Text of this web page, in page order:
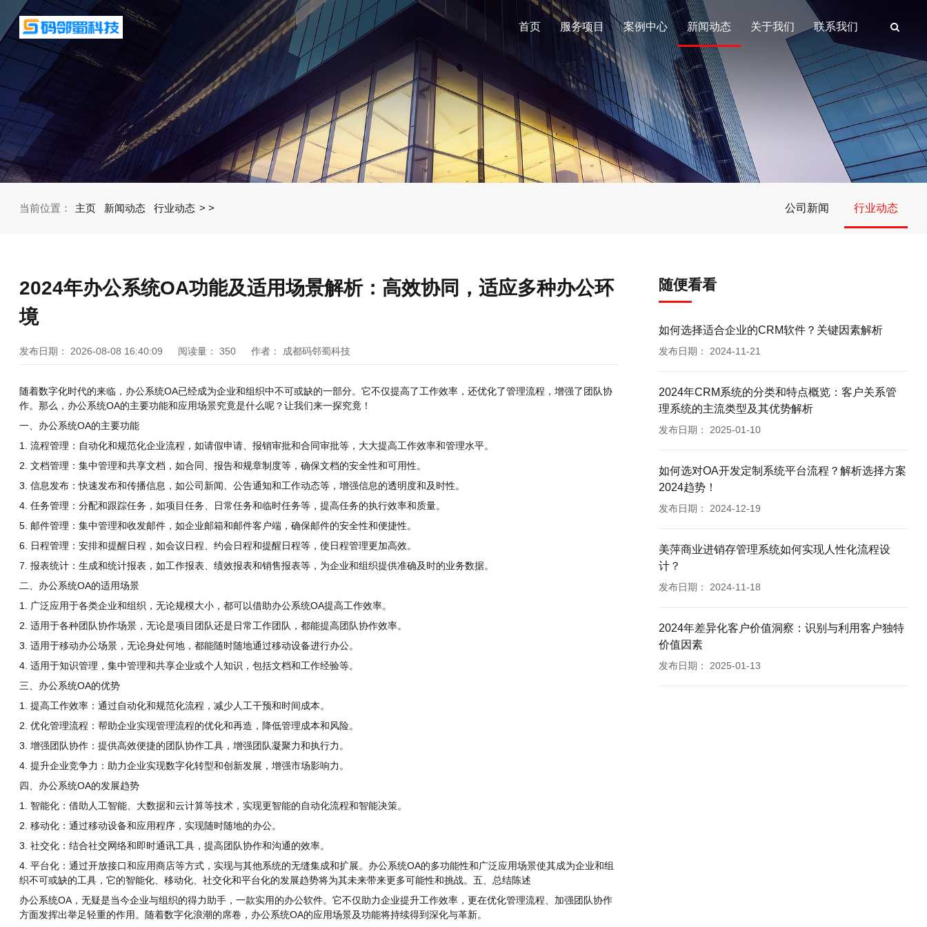
首页 服务项目 案例中心 新闻动态 关于我们 联系我们
当前位置： 主页 >
新闻动态 >
行业动态 公司新闻 行业动态
2024年办公系统OA功能及适用场景解析：高效协同，适应多种办公环
境
发布日期： 2026-08-08 16:40:09 阅读量： 350 作者： 成都码邻蜀科技
随着数字化时代的来临，办公系统OA已经成为企业和组织中不可或缺的一部分。它不仅提高了工作效率，还优化了管理流程，增强了团队协
作。那么，办公系统OA的主要功能和应用场景究竟是什么呢？让我们来一探究竟！
一、办公系统OA的主要功能
1. 流程管理：自动化和规范化企业流程，如请假申请、报销审批和合同审批等，大大提高工作效率和管理水平。
2. 文档管理：集中管理和共享文档，如合同、报告和规章制度等，确保文档的安全性和可用性。
3. 信息发布：快速发布和传播信息，如公司新闻、公告通知和工作动态等，增强信息的透明度和及时性。
4. 任务管理：分配和跟踪任务，如项目任务、日常任务和临时任务等，提高任务的执行效率和质量。
5. 邮件管理：集中管理和收发邮件，如企业邮箱和邮件客户端，确保邮件的安全性和便捷性。
6. 日程管理：安排和提醒日程，如会议日程、约会日程和提醒日程等，使日程管理更加高效。
7. 报表统计：生成和统计报表，如工作报表、绩效报表和销售报表等，为企业和组织提供准确及时的业务数据。
二、办公系统OA的适用场景
1. 广泛应用于各类企业和组织，无论规模大小，都可以借助办公系统OA提高工作效率。
2. 适用于各种团队协作场景，无论是项目团队还是日常工作团队，都能提高团队协作效率。
3. 适用于移动办公场景，无论身处何地，都能随时随地通过移动设备进行办公。
4. 适用于知识管理，集中管理和共享企业或个人知识，包括文档和工作经验等。
三、办公系统OA的优势
1. 提高工作效率：通过自动化和规范化流程，减少人工干预和时间成本。
2. 优化管理流程：帮助企业实现管理流程的优化和再造，降低管理成本和风险。
3. 增强团队协作：提供高效便捷的团队协作工具，增强团队凝聚力和执行力。
4. 提升企业竞争力：助力企业实现数字化转型和创新发展，增强市场影响力。
四、办公系统OA的发展趋势
1. 智能化：借助人工智能、大数据和云计算等技术，实现更智能的自动化流程和智能决策。
2. 移动化：通过移动设备和应用程序，实现随时随地的办公。
3. 社交化：结合社交网络和即时通讯工具，提高团队协作和沟通的效率。
4. 平台化：通过开放接口和应用商店等方式，实现与其他系统的无缝集成和扩展。办公系统OA的多功能性和广泛应用场景使其成为企业和组
织不可或缺的工具，它的智能化、移动化、社交化和平台化的发展趋势将为其未来带来更多可能性和挑战。五、总结陈述
办公系统OA，无疑是当今企业与组织的得力助手，一款实用的办公软件。它不仅助力企业提升工作效率，更在优化管理流程、加强团队协作
方面发挥出举足轻重的作用。随着数字化浪潮的席卷，办公系统OA的应用场景及功能将持续得到深化与革新。
随便看看
如何选择适合企业的CRM软件？关键因素解析
发布日期： 2024-11-21
2024年CRM系统的分类和特点概览：客户关系管
理系统的主流类型及其优势解析
发布日期： 2025-01-10
如何选对OA开发定制系统平台流程？解析选择方案
2024趋势！
发布日期： 2024-12-19
美萍商业进销存管理系统如何实现人性化流程设
计？
发布日期： 2024-11-18
2024年差异化客户价值洞察：识别与利用客户独特
价值因素
发布日期： 2025-01-13